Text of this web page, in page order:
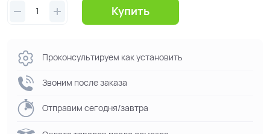
Купить
Проконсультируем как установить
Звоним после заказа
Отправим сегодня/завтра